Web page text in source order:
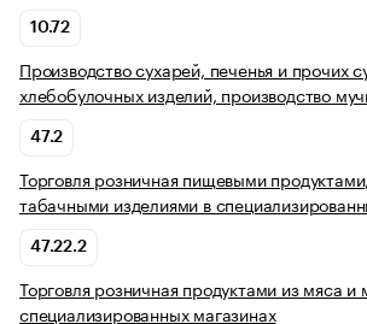
10.72
Производство сухарей, печенья и прочих
хлебобулочных изделий, производство
47.2
Торговля розничная пищевыми
табачными изделиями в
47.22.2
Торговля розничная продуктами из мяса и
специализированных магазинах